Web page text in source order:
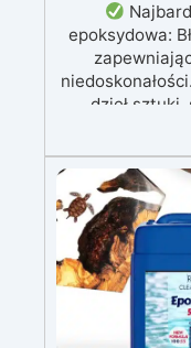
epoksydowa:
niedoskonałości.
dzieł
możliwością
Odporna na
Gwarantuje
prace, które
Niska lepkość i
perfekcyjnych
do form i
bezpieczna
kontakcie
zapewniając